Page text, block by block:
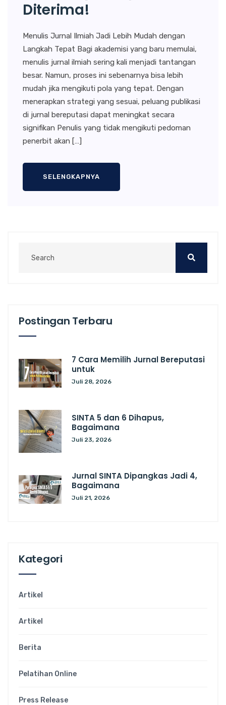
Diterima!
Menulis Jurnal Ilmiah Jadi Lebih Mudah dengan
Langkah Tepat Bagi akademisi yang baru memulai,
menulis jurnal ilmiah sering kali menjadi tantangan
besar. Namun, proses ini sebenarnya bisa lebih
mudah jika mengikuti pola yang tepat. Dengan
menerapkan strategi yang sesuai, peluang publikasi
di jurnal bereputasi dapat meningkat secara
signifikan Penulis yang tidak mengikuti pedoman
penerbit akan […]
SELENGKAPNYA
Postingan Terbaru
7 Cara Memilih Jurnal Bereputasi
untuk
Juli 28, 2026
SINTA 5 dan 6 Dihapus,
Bagaimana
Juli 23, 2026
Jurnal SINTA Dipangkas Jadi 4,
Bagaimana
Juli 21, 2026
Kategori
Artikel
Artikel
Berita
Pelatihan Online
Press Release